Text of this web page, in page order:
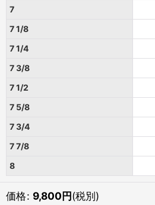
7
7 1/8
7 1/4
7 3/8
7 1/2
7 5/8
7 3/4
7 7/8
8
価格: 9,800円(税別)